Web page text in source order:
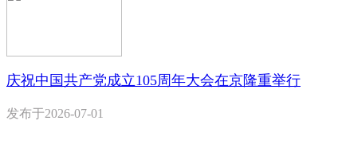
庆祝中国共产党成立105周年大会在京隆重举行
发布于2026-07-01